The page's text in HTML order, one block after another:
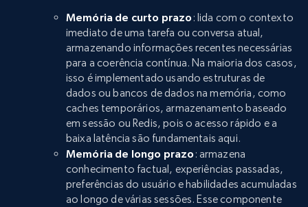
Memória de curto prazo : lida com o contexto
imediato de uma tarefa ou conversa atual,
armazenando informações recentes necessárias
para a coerência contínua. Na maioria dos casos,
isso é implementado usando estruturas de
dados ou bancos de dados na memória, como
caches temporários, armazenamento baseado
em sessão ou Redis, pois o acesso rápido e a
baixa latência são fundamentais aqui.
Memória de longo prazo : armazena
conhecimento factual, experiências passadas,
preferências do usuário e habilidades acumuladas
ao longo de várias sessões. Esse componente